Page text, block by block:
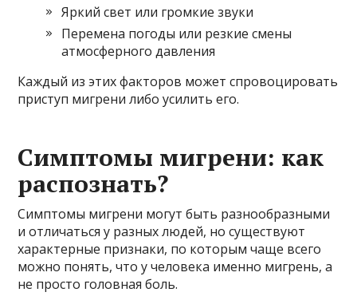
Яркий свет или громкие звуки
Перемена погоды или резкие смены
атмосферного давления
Каждый из этих факторов может спровоцировать
приступ мигрени либо усилить его.
Симптомы мигрени: как
распознать?
Симптомы мигрени могут быть разнообразными
и отличаться у разных людей, но существуют
характерные признаки, по которым чаще всего
можно понять, что у человека именно мигрень, а
не просто головная боль.